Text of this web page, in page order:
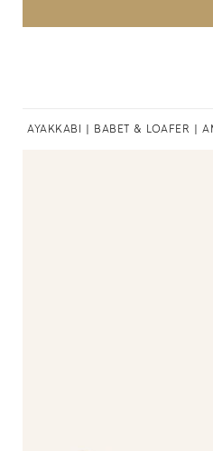
AYAKKABI BABET & LOAFER |